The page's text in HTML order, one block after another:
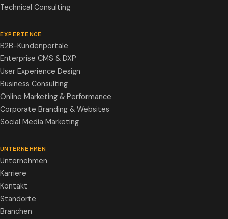
Technical Consulting
EXPERIENCE
B2B-Kundenportale
Enterprise CMS & DXP
User Experience Design
Business Consulting
Online Marketing & Performance
Corporate Branding & Websites
Social Media Marketing
UNTERNEHMEN
Unternehmen
Karriere
Kontakt
Standorte
Branchen